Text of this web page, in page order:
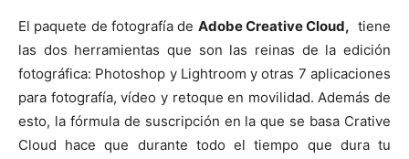
El paquete de fotografía de Adobe Creative Cloud, tiene
las dos herramientas que son las reinas de la edición
fotográfica: Photoshop y Lightroom y otras 7 aplicaciones
para fotografía, vídeo y retoque en movilidad. Además de
esto, la fórmula de suscripción en la que se basa Crative
Cloud hace que durante todo el tiempo que dura tu